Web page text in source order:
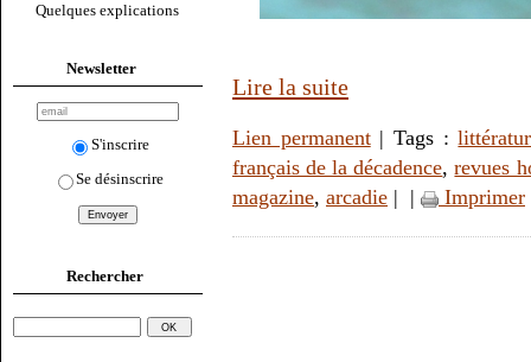
Quelques explications
Newsletter
S'inscrire
Se désinscrire
Rechercher
Lire la suite
Lien permanent| Tags :
français de la décadence,revues
magazine, arcadie | | Imprimer